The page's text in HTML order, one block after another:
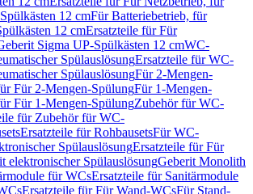
12 cmFür Batteriebetrieb, für
12 cmErsatzteile für Für
Sigma UP-Spülkästen 12 cmWC-
SpülauslösungErsatzteile für WC-
SpülauslösungFür 2-Mengen-
Für 2-Mengen-SpülungFür 1-Mengen-
Für 1-Mengen-SpülungZubehör für WC-
für Zubehör für WC-
Ersatzteile für RohbausetsFür WC-
SpülauslösungErsatzteile für Für
elektronischer SpülauslösungGeberit Monolith
für WCsErsatzteile für Sanitärmodule
Ersatzteile für Für Wand-WCsFür Stand-